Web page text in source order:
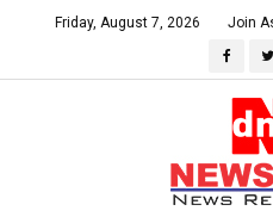
Friday, August 7, 2026 Join